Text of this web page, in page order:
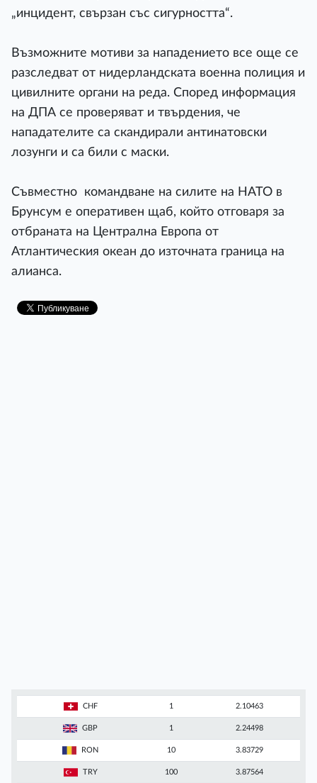
„инцидент, свързан със сигурността“.
Възможните мотиви за нападението все още се
разследват от нидерландската военна полиция и
цивилните органи на реда. Според информация
на ДПА се проверяват и твърдения, че
нападателите са скандирали антинатовски
лозунги и са били с маски.
Съвместно командване на силите на НАТО в
Брунсум е оперативен щаб, който отговаря за
отбраната на Централна Европа от
Атлантическия океан до източната граница на
алианса.
CHF 1 2.10463
GBP 1 2.24498
RON 10 3.83729
TRY 100 3.87564